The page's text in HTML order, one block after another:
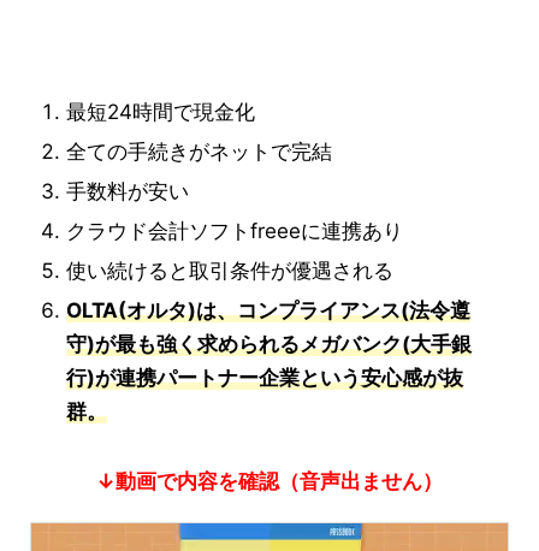
最短24時間で現金化
全ての手続きがネットで完結
手数料が安い
クラウド会計ソフトfreeeに連携あり
使い続けると取引条件が優遇される
OLTA(オルタ)は、コンプライアンス(法令遵
守)が最も強く求められるメガバンク(大手銀
行)が連携パートナー企業という安心感が抜
群。
↓動画で内容を確認（音声出ません）